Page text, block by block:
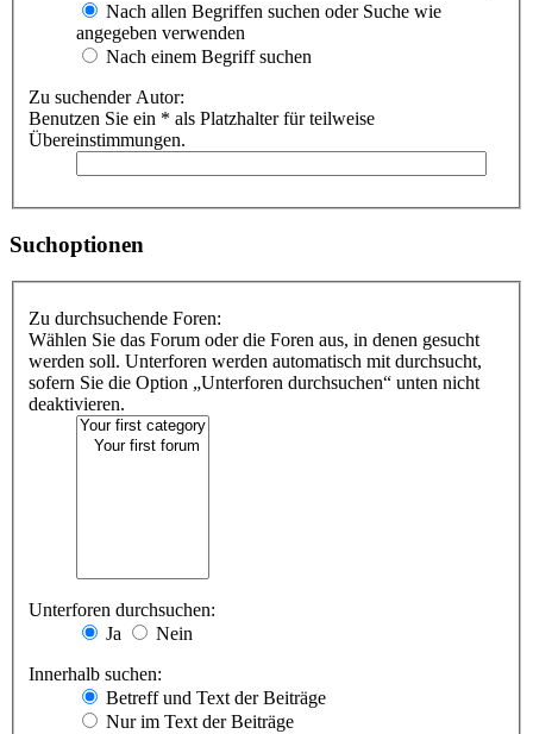
Nach allen Begriffen suchen oder Suche wie
angegeben verwenden
Nach einem Begriff suchen
Zu suchender Autor:
Benutzen Sie ein * als Platzhalter für teilweise
Übereinstimmungen.
Suchoptionen
Zu durchsuchende Foren:
Wählen Sie das Forum oder die Foren aus, in denen gesucht
werden soll. Unterforen werden automatisch mit durchsucht,
sofern Sie die Option „Unterforen durchsuchen“ unten nicht
deaktivieren.
Unterforen durchsuchen:
Ja
Nein
Innerhalb suchen:
Betreff und Text der Beiträge
Nur im Text der Beiträge